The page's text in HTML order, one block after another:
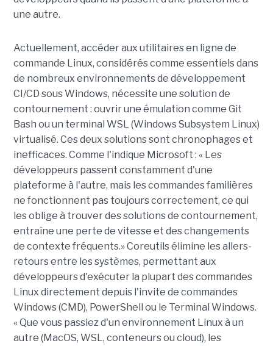
une autre.
Actuellement, accéder aux utilitaires en ligne de
commande Linux, considérés comme essentiels dans
de nombreux environnements de développement
CI/CD sous Windows, nécessite une solution de
contournement : ouvrir une émulation comme Git
Bash ou un terminal WSL (Windows Subsystem Linux)
virtualisé. Ces deux solutions sont chronophages et
inefficaces. Comme l'indique Microsoft : « Les
développeurs passent constamment d'une
plateforme à l'autre, mais les commandes familières
ne fonctionnent pas toujours correctement, ce qui
les oblige à trouver des solutions de contournement,
entraîne une perte de vitesse et des changements
de contexte fréquents.» Coreutils élimine les allers-
retours entre les systèmes, permettant aux
développeurs d'exécuter la plupart des commandes
Linux directement depuis l'invite de commandes
Windows (CMD), PowerShell ou le Terminal Windows.
« Que vous passiez d'un environnement Linux à un
autre (MacOS, WSL, conteneurs ou cloud), les